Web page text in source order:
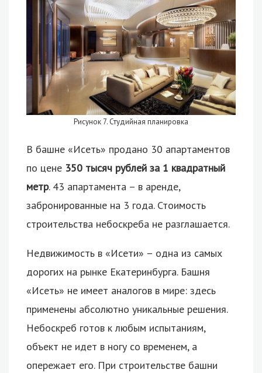
Рисунок 7. Студийная планировка
В башне «Исеть» продано 30 апартаментов
по цене 350 тысяч рублей за 1 квадратный
метр. 43 апартамента – в аренде,
забронированные на 3 года. Стоимость
строительства небоскреба не разглашается.
Недвижимость в «Исети» – одна из самых
дорогих на рынке Екатеринбурга. Башня
«Исеть» не имеет аналогов в мире: здесь
применены абсолютно уникальные решения.
Небоскреб готов к любым испытаниям,
объект не идет в ногу со временем, а
опережает его. При строительстве башни